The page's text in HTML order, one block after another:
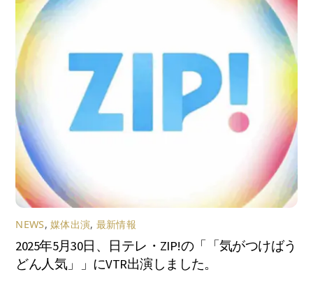
NEWS,媒体出演, 最新情報
2025年5月30日、日テレ・ZIP!の「「気がつけばう
どん人気」」にVTR出演しました。